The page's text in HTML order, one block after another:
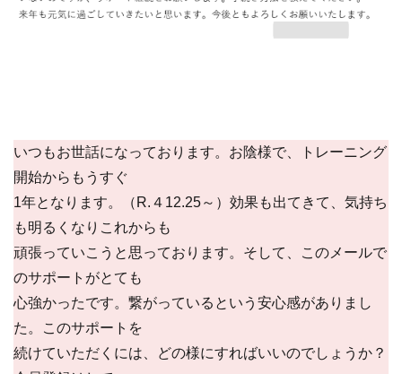
いつもお世話になっております。お陰様で、トレーニング
開始からもうすぐ
1年となります。（R.４12.25～）効果も出てきて、気持ち
も明るくなりこれからも
頑張っていこうと思っております。そして、このメールで
のサポートがとても
心強かったです。繋がっているという安心感がありまし
た。このサポートを
続けていただくには、どの様にすればいいのでしょうか？